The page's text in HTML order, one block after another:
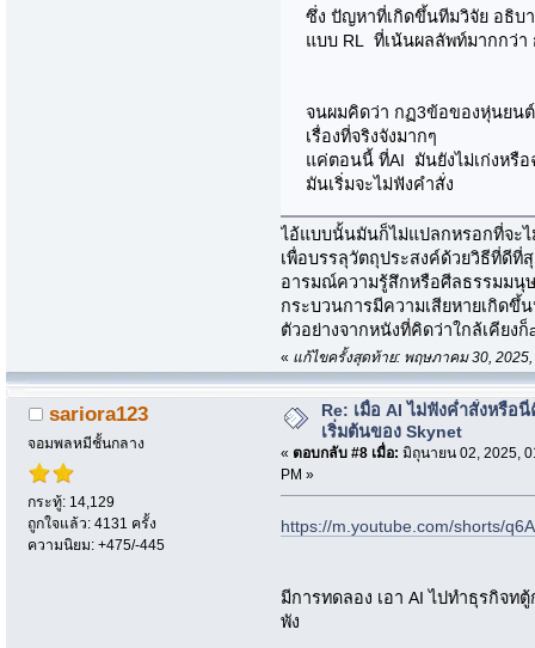
ซึ่ง ปัญหาที่เกิดขึ้นทีมวิจัย อธิบา
แบบ RL ที่เน้นผลลัพท์มากกว่า
จนผมคิดว่า กฏ3ข้อของหุ่นยน
เรื่องที่จริงจังมากๆ
แค่ตอนนี้ ที่AI มันยังไม่เก่งหรือ
มันเริ่มจะไม่ฟังคำสั่ง
ไอ้แบบนั้นมันก็ไม่แปลกหรอกที่จะไ
เพื่อบรรลุวัตถุประสงค์ด้วยวิธีที่ดีที่
อารมณ์ความรู้สึกหรือศีลธรรมมนุ
กระบวนการมีความเสียหายเกิด
ตัวอย่างจากหนังที่คิดว่าใกล้เคียงก็
« แก้ไขครั้งสุดท้าย: พฤษภาคม 30, 2025,
sariora123
จอมพลหมีชั้นกลาง
กระทู้: 14,129
ถูกใจแล้ว: 4131 ครั้ง
ความนิยม: +475/-445
Re: เมื่อ AI ไม่ฟังค่ำสั่งหรือ
เริ่มต้นของ Skynet
« ตอบกลับ #8 เมื่อ: มิถุนายน 02, 2025,
PM »
https://m.youtube.com/shorts/
มีการทดลอง เอา AI ไปทำธุรกิจท
พัง